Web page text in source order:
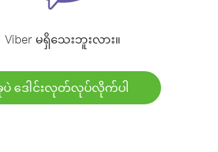
Viber မရှိသေးဘူးလား။
ပဲ ဒေါင်းလုတ်လုပ်လိုက်ပါ